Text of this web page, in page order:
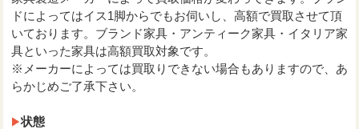
ドによってはイス1脚からでもお伺いし、高額で買取させて頂
いております。ブランド家具・アンティーク家具・イタリア家
具といった家具は高額買取対象です。
※メーカーによっては買取りできない場合もありますので、あ
らかじめご了承下さい。
状態